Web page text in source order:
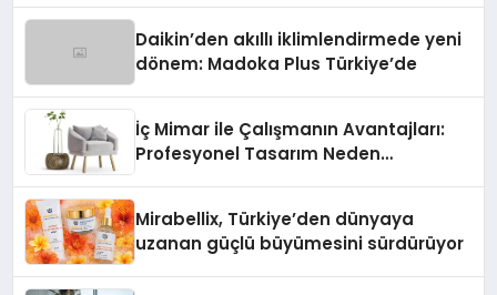
Daikin’den akıllı iklimlendirmede yeni
dönem: Madoka Plus Türkiye’de
İç Mimar ile Çalışmanın Avantajları:
Profesyonel Tasarım Neden
Mirabellix, Türkiye’den dünyaya
uzanan güçlü büyümesini sürdürüyor